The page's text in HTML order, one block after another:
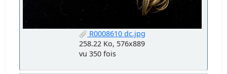
R0008610 dc.jpg
258.22 Ko, 576x889
vu 350 fois